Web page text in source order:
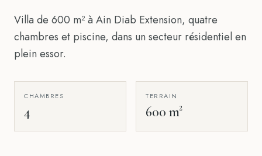
Villa de 600 m² à Ain Diab Extension, quatre
chambres et piscine, dans un secteur résidentiel en
plein essor.
CHAMBRES
4
TERRAIN
600 m²